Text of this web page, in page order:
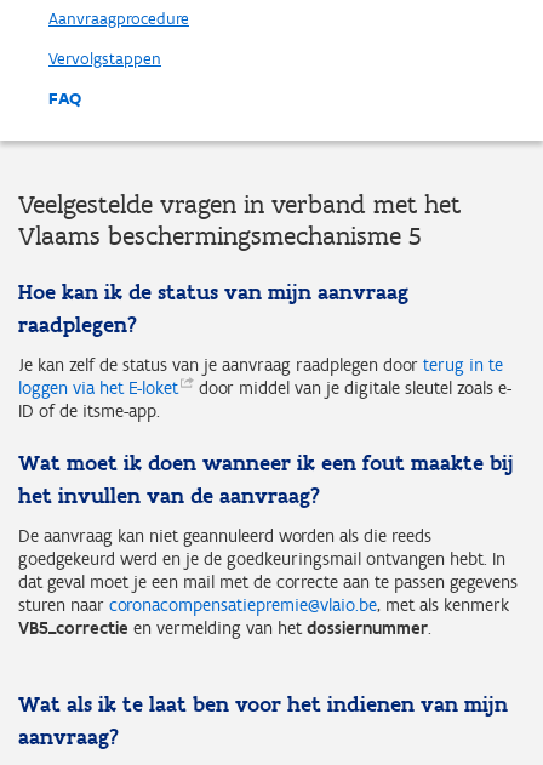
Aanvraagprocedure
Vervolgstappen
FAQ
Veelgestelde vragen in verband met het
Vlaams beschermingsmechanisme 5
Hoe kan ik de status van mijn aanvraag
raadplegen?
Je kan zelf de status van je aanvraag raadplegen door terug in te
loggen via het E-loket
door middel van je digitale sleutel zoals e-
ID of de itsme-app.
Wat moet ik doen wanneer ik een fout maakte bij
het invullen van de aanvraag?
De aanvraag kan niet geannuleerd worden als die reeds
goedgekeurd werd en je de goedkeuringsmail ontvangen hebt. In
dat geval moet je een mail met de correcte aan te passen gegevens
sturen naar coronacompensatiepremie@vlaio.be, met als kenmerk
VB5_correctie en vermelding van hetdossiernummer.
Wat als ik te laat ben voor het indienen van mijn
aanvraag?